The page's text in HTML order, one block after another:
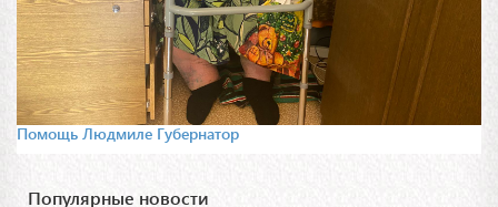
Помощь Людмиле Губернатор
Популярные новости